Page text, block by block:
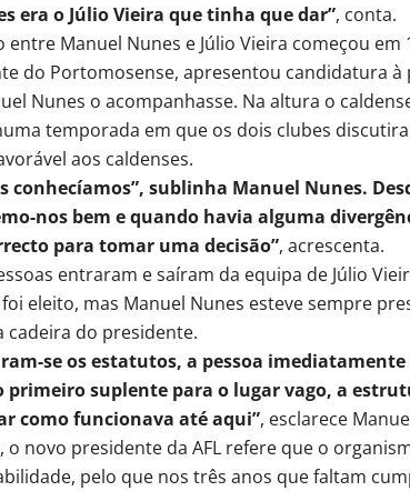
era o Júlio Vieira que tinha que dar”, conta.
entre Manuel Nunes e Júlio Vieira começou em
do Portomosense, apresentou candidatura à
Nunes o acompanhasse. Na altura o
temporada em que os dois clubes
aos caldenses.
conhecíamos”, sublinha Manuel Nunes.
nos bem e quando havia alguma
para tomar uma decisão”, acrescenta.
entraram e saíram da equipa de Júlio
eleito, mas Manuel Nunes esteve sempre
cadeira do presidente.
se os estatutos, a pessoa
primeiro suplente para o lugar vago, a
como funcionava até aqui”, esclarece
o novo presidente da AFL refere que o
pelo que nos três anos que faltam